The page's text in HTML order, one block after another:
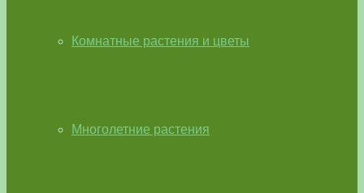
Комнатные растения и цветы
Многолетние растения